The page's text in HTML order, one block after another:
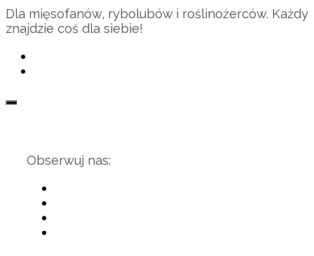
Dla mięsofanów, rybolubów i roślinożerców. Każdy
znajdzie coś dla siebie!
Obserwuj nas: